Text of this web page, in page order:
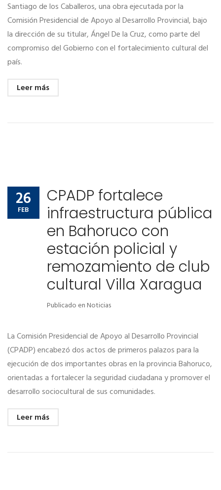
Santiago de los Caballeros, una obra ejecutada por la
Comisión Presidencial de Apoyo al Desarrollo Provincial, bajo
la dirección de su titular, Ángel De la Cruz, como parte del
compromiso del Gobierno con el fortalecimiento cultural del
país.
Leer más
26
FEB
CPADP fortalece
infraestructura pública
en Bahoruco con
estación policial y
remozamiento de club
cultural Villa Xaragua
Publicado enNoticias
La Comisión Presidencial de Apoyo al Desarrollo Provincial
(CPADP) encabezó dos actos de primeros palazos para la
ejecución de dos importantes obras en la provincia Bahoruco,
orientadas a fortalecer la seguridad ciudadana y promover el
desarrollo sociocultural de sus comunidades.
Leer más